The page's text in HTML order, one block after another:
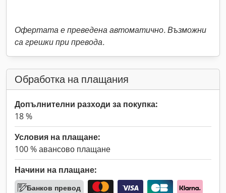
Офертата е преведена автоматично. Възможни
са грешки при превода.
Обработка на плащания
Допълнителни разходи за покупка:
18 %
Условия на плащане:
100 % авансово плащане
Начини на плащане:
Банков превод